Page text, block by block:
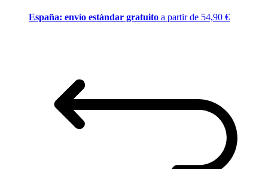
España: envío estándar gratuito a partir de 54,90 €